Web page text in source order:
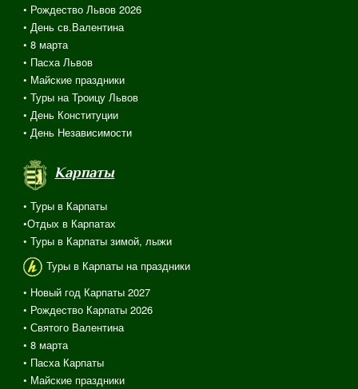
• Рождество Львов 2026
• День св.Валентина
• 8 марта
• Пасха Львов
• Майские праздники
• Туры на Троицу Львов
• День Конституции
• День Независимости
Карпаты
• Туры в Карпаты
•Отдых в Карпатах
• Туры в Карпаты зимой, лыжи
Туры в Карпаты на праздники
• Новый год Карпаты 2027
• Рождество Карпаты 2026
• Святого Валентина
• 8 марта
• Пасха Карпаты
• Майские праздники